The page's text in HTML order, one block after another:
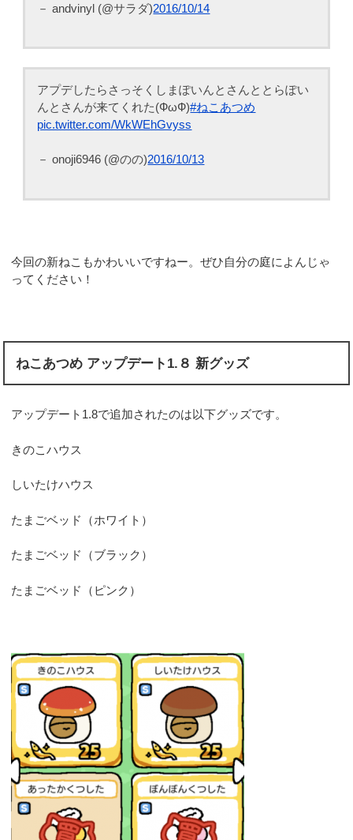
－ andvinyl (@サラダ)2016/10/14
アプデしたらさっそくしまぽいんとさんととらぽい
んとさんが来てくれた(ФωФ)#ねこあつめ
pic.twitter.com/WkWEhGvyss
－ onoji6946 (@のの)2016/10/13
今回の新ねこもかわいいですねー。ぜひ自分の庭によんじゃ
ってください！
ねこあつめ アップデート1.８ 新グッズ
アップデート1.8で追加されたのは以下グッズです。
きのこハウス
しいたけハウス
たまごベッド（ホワイト）
たまごベッド（ブラック）
たまごベッド（ピンク）